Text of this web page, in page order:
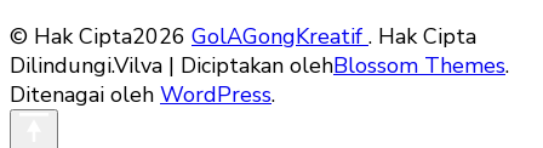
© Hak Cipta2026 GolAGongKreatif . Hak Cipta
Dilindungi.Vilva | Diciptakan olehBlossom Themes.
Ditenagai oleh WordPress.